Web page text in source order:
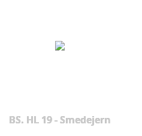
BS. HL 19 - Smedejern